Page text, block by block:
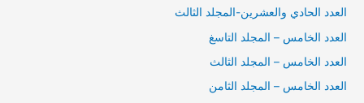
العدد الحادي والعشرين-المجلد الثالث
العدد الخامس – المجلد التاسغ
العدد الخامس – المجلد الثالث
العدد الخامس – المجلد الثامن